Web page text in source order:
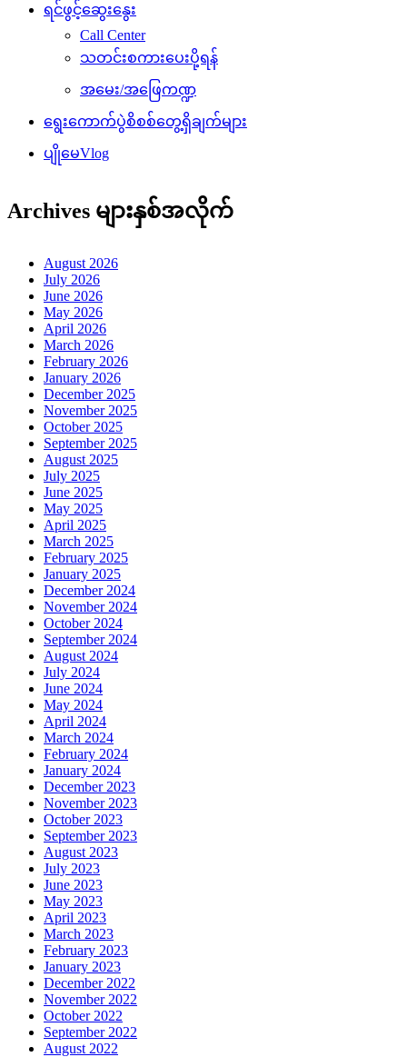
ရင်ဖွင့်ဆွေးနွေး
Call Center
သတင်းစကားပေးပို့ရန်
အမေး/အဖြေကဏ္ဍ
ရွေးကောက်ပွဲစိစစ်တွေ့ရှိချက်များ
ပျိုမေVlog
Archives များနှစ်အလိုက်
August 2026
July 2026
June 2026
May 2026
April 2026
March 2026
February 2026
January 2026
December 2025
November 2025
October 2025
September 2025
August 2025
July 2025
June 2025
May 2025
April 2025
March 2025
February 2025
January 2025
December 2024
November 2024
October 2024
September 2024
August 2024
July 2024
June 2024
May 2024
April 2024
March 2024
February 2024
January 2024
December 2023
November 2023
October 2023
September 2023
August 2023
July 2023
June 2023
May 2023
April 2023
March 2023
February 2023
January 2023
December 2022
November 2022
October 2022
September 2022
August 2022